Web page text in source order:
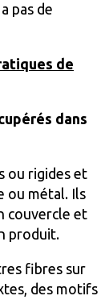
pas de
de
dans
ou rigides et
ou métal. Ils
couvercle et
produit.
fibres sur
des motifs